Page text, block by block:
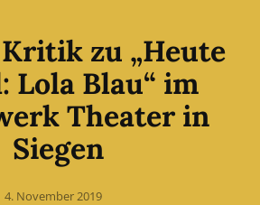
zu „Heute
Lola Blau“ im
Theater in
Siegen
Posted
4. November 2019